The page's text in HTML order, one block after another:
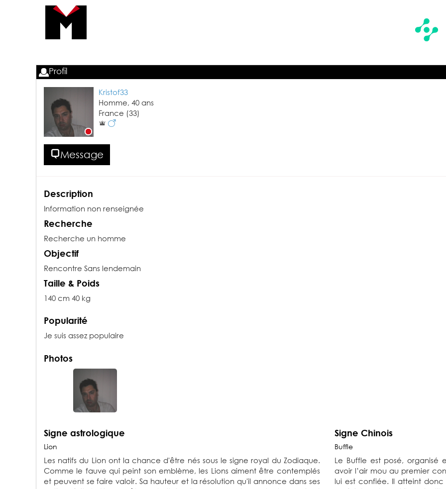
Profil
Kristof33
Homme, 40 ans
France (33)
Message
Description
Information non renseignée
Recherche
Recherche un homme
Objectif
Rencontre Sans lendemain
Taille & Poids
140 cm 40 kg
Popularité
Je suis assez populaire
Photos
Signe astrologique
Lion
Les natifs du Lion ont la chance d'être nés sous le signe royal du Zodiaque.
Comme le fauve qui peint son emblème, les Lions aiment être contemplés
et peuvent se faire valoir. Sa hauteur et la résolution qu'il annonce dans ses
Signe Chinois
Buffle
Le Buffle est posé, organisé
avoir l’air mou au premier
lui est confiée. Il atteint donc